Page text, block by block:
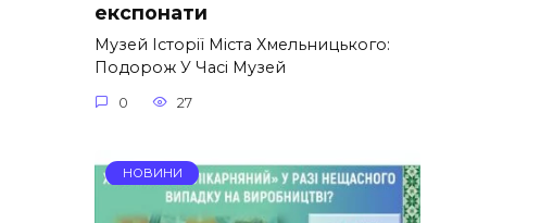
експонати
Музей Історії Міста Хмельницького:
Подорож У Часі Музей
0 27
НОВИНИ